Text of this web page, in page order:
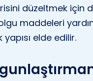
düzeltmek için
maddeleri
elde edilir.